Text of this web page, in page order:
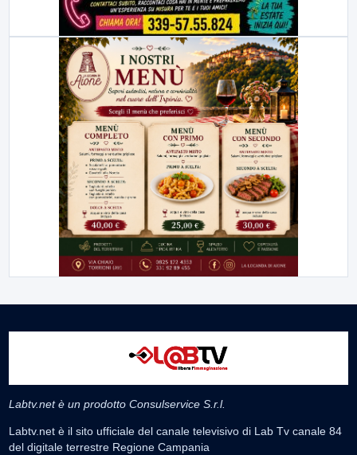
Labtv.net è un prodotto Consulservice S.r.l.
Labtv.net è il sito ufficiale del canale televisivo di Lab Tv canale 84
del digitale terrestre Regione Campania